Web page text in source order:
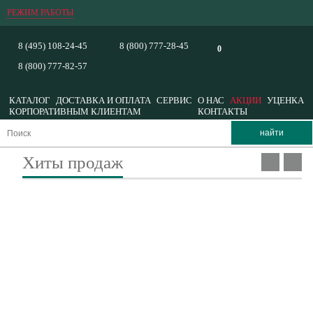
РЕЖИМ РАБОТЫ
0
8 (495) 108-24-45
8 (800) 777-82-57
8 (800) 777-28-45
КАТАЛОГ ДОСТАВКА И ОПЛАТА СЕРВИС О НАС АКЦИИ УЦЕНКА
КОРПОРАТИВНЫМ КЛИЕНТАМ
КОНТАКТЫ
Хиты продаж